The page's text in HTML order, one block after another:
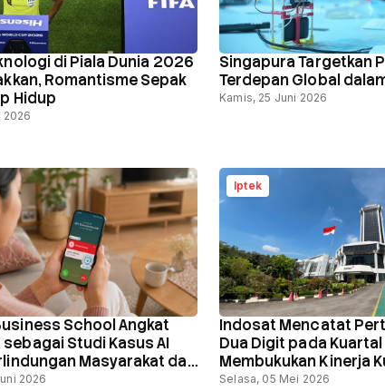
di Piala Dunia 2026
Romantisme Sepak
Hidup
2026
Singapura Targetkan
Terdepan Global
Kamis, 25 Juni 2026
School Angkat
sebagai Studi Kasus AI
Masyarakat dari
Spam Digital
2026
Iptek
Indosat Mencatat
Dua Digit pada
Membukukan Kinerja
Dipercepat oleh Hyper-
Selasa, 05 Mei 2026